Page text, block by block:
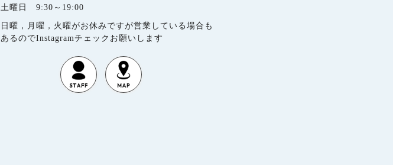
土曜日 9:30～19:00
日曜，月曜，火曜がお休みですが営業している場合も
あるのでInstagramチェックお願いします